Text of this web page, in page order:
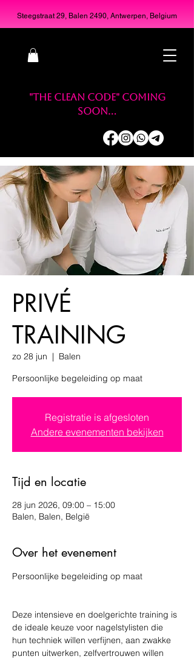
Steegstraat 29, Balen 2490, Antwerpen, Belgium
"THE CLEAN CODE" coming
soon...
PRIVÉ
TRAINING
zo 28 jun
  |
Balen
Persoonlijke begeleiding op maat
Registratie is afgesloten
Andere evenementen bekijken
Tijd en locatie
28 jun 2026, 09:00 – 15:00
Balen, Balen, België
Over het evenement
Persoonlijke begeleiding op maat
Deze intensieve en doelgerichte training is
de ideale keuze voor nagelstylisten die
hun techniek willen verfijnen, aan zwakke
punten uitwerken, zelfvertrouwen willen